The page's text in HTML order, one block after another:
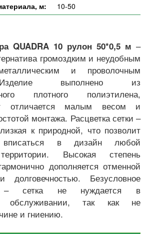
м:
10-50
QUADRA 10 рулон 50*0,5 м –
громоздким и неудобным
и проволочным
выполнено из
плотного полиэтилена,
отличается малым весом и
монтажа. Расцветка сетки –
к природной, что позволит
в дизайн любой
Высокая степень
дополняется отменной
долговечностью. Безусловное
– сетка не нуждается в
обслуживании, так как не
и гниению.